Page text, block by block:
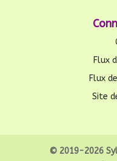
Flux
Flux
Site
© 2019-2026